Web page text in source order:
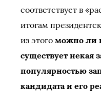
соответствует в
итогам
из этого можно ли
существует некая
популярностью
кандидата и его